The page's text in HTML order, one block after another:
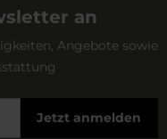
an
Angebote sowie
Jetzt anmelden